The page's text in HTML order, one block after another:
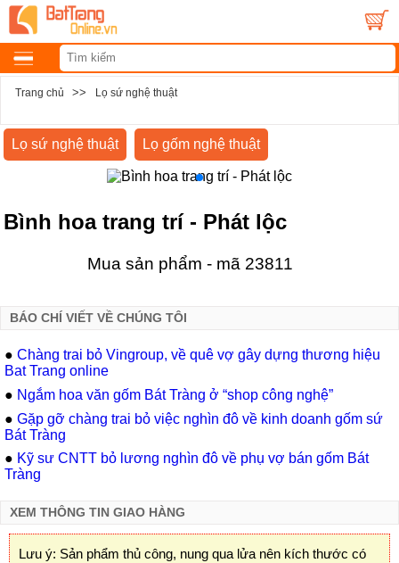
Trang chủ >> Lọ sứ nghệ thuật
Lọ sứ nghệ thuật Lọ gốm nghệ thuật
Bình hoa trang trí - Phát lộc
Mua sản phẩm - mã 23811
BÁO CHÍ VIẾT VỀ CHÚNG TÔI
● Chàng trai bỏ Vingroup, về quê vợ gây dựng thương hiệu
Bat Trang online
● Ngắm hoa văn gốm Bát Tràng ở “shop công nghệ”
● Gặp gỡ chàng trai bỏ việc nghìn đô về kinh doanh gốm sứ
Bát Tràng
● Kỹ sư CNTT bỏ lương nghìn đô về phụ vợ bán gốm Bát
Tràng
XEM THÔNG TIN GIAO HÀNG
Lưu ý: Sản phẩm thủ công, nung qua lửa nên kích thước có